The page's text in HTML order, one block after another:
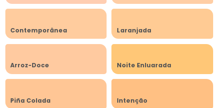
Contemporânea Laranjada
Arroz-Doce Noite Enluarada
Piña Colada Intenção